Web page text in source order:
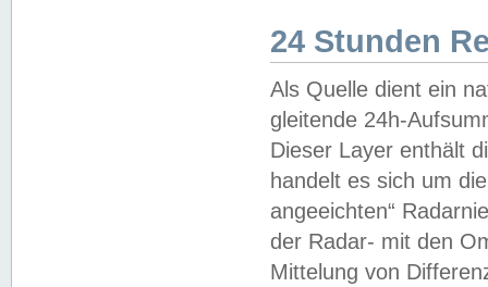
24 Stunden
Als Quelle dient ein
gleitende 24h-
Dieser Layer enthält
handelt es sich um
angeeichten“
der Radar- mit den
Mittelung von